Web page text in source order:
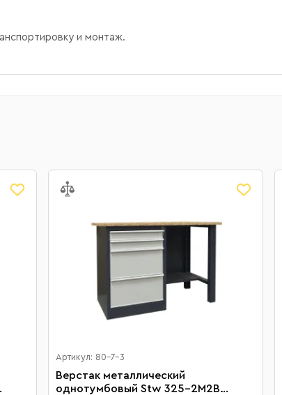
и монтаж.
Артикул: 80-7-3
Верстак металлический
однотумбовый Stw 325-2М2B